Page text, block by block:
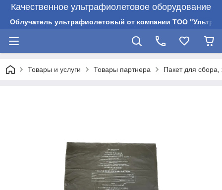
Качественное ультрафиолетовое оборудование
Облучатель ультрафиолетовый от компании ТОО
Товары и услуги Товары партнера Пакет для сбора,